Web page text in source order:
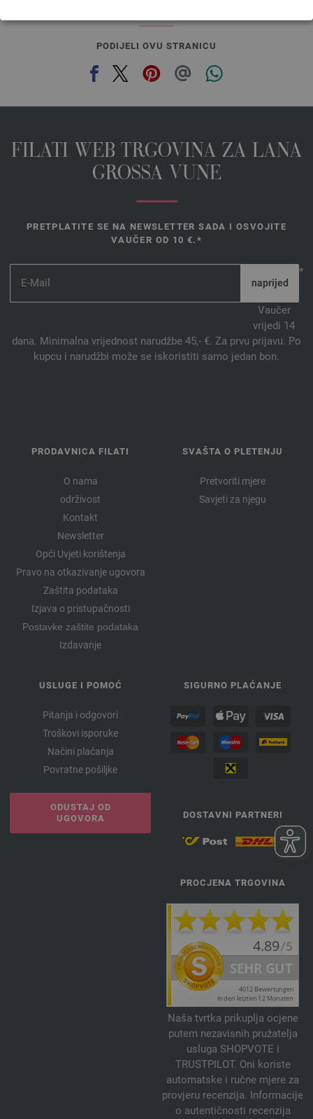
PODIJELI OVU STRANICU
FILATI WEB TRGOVINA ZA LANA
GROSSA VUNE
PRETPLATITE SE NA NEWSLETTER SADA I OSVOJITE
VAUČER OD 10 €.*
*
Vaučer
vrijedi 14
dana. Minimalna vrijednost narudžbe 45,- €. Za prvu prijavu. Po
kupcu i narudžbi može se iskoristiti samo jedan bon.
PRODAVNICA FILATI
O nama
održivost
Kontakt
Newsletter
Opći Uvjeti korištenja
Pravo na otkazivanje ugovora
Zaštita podataka
Izjava o pristupačnosti
Postavke zaštite podataka
Izdavanje
SVAŠTA O PLETENJU
Pretvoriti mjere
Savjeti za njegu
USLUGE I POMOĆ
Pitanja i odgovori
Troškovi isporuke
Načini plaćanja
Povratne pošiljke
ODUSTAJ OD
UGOVORA
SIGURNO PLAĆANJE
DOSTAVNI PARTNERI
PROCJENA TRGOVINA
Naša tvrtka prikuplja ocjene
putem nezavisnih pružatelja
usluga SHOPVOTE i
TRUSTPILOT. Oni koriste
automatske i ručne mjere za
provjeru recenzija. Informacije
o autentičnosti recenzija